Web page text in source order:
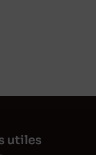
utiles